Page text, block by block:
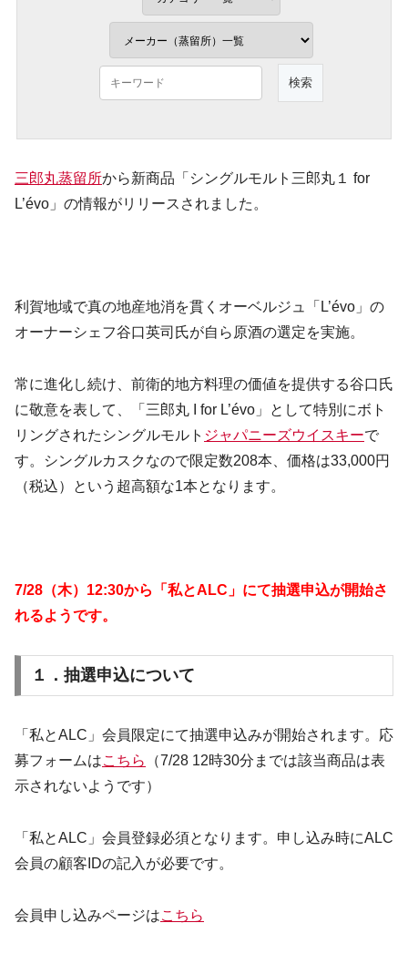
三郎丸蒸留所から新商品「シングルモルト三郎丸１ for
L’évo」の情報がリリースされました。
利賀地域で真の地産地消を貫くオーベルジュ「L’évo」の
オーナーシェフ谷口英司氏が自ら原酒の選定を実施。
​常に進化し続け、前衛的地方料理の価値を提供する谷口氏
に敬意を表して、「三郎丸 I for L’évo」として特別にボト
リングされたシングルモルト ジャパニーズウイスキーで
す。シングルカスクなので限定数208本、価格は33,000円
（税込）という超高額な1本となります。
7/28（木）12:30から「私とALC」にて抽選申込が開始さ
れるようです。
１．抽選申込について
「私とALC」会員限定にて抽選申込みが開始されます。応
募フォームはこちら
（7/28 12時30分までは該当商品は表
示されないようです）
「私とALC」会員登録必須となります。申し込み時にALC
会員の顧客IDの記入が必要です。
会員申し込みページはこちら